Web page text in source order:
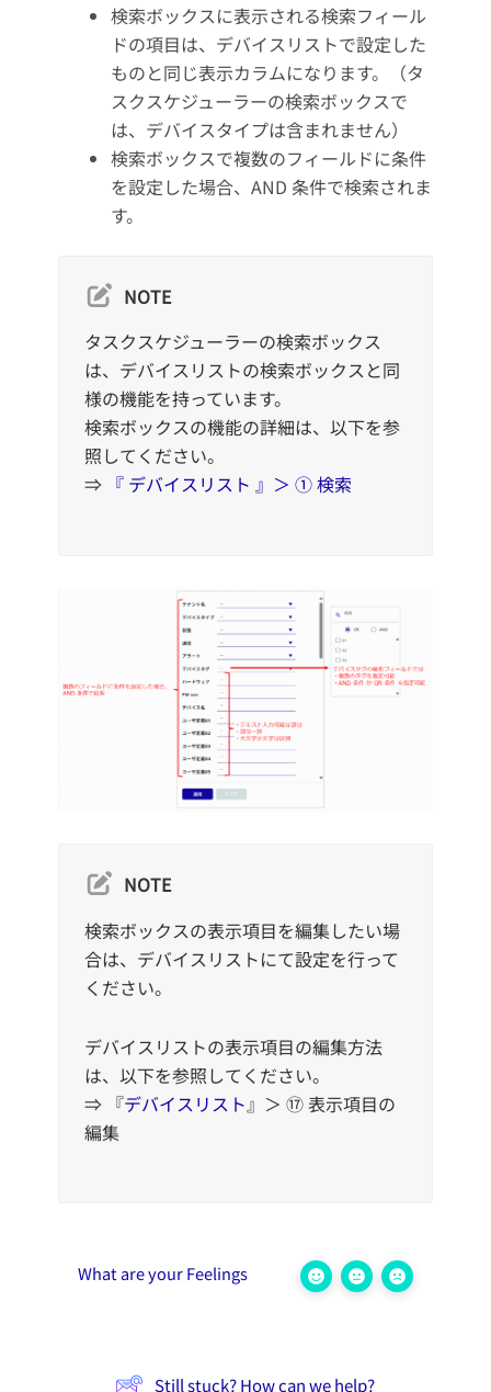
検索ボックスに表示される検索フィール
ドの項目は、デバイスリストで設定した
ものと同じ表示カラムになります。（タ
スクスケジューラーの検索ボックスで
は、デバイスタイプは含まれません）
検索ボックスで複数のフィールドに条件
を設定した場合、AND 条件で検索されま
す。
NOTE
タスクスケジューラーの検索ボックス
は、デバイスリストの検索ボックスと同
様の機能を持っています。
検索ボックスの機能の詳細は、以下を参
照してください。
⇒ 『 デバイスリスト 』＞ ① 検索
NOTE
検索ボックスの表示項目を編集したい場
合は、デバイスリストにて設定を行って
ください。
デバイスリストの表示項目の編集方法
は、以下を参照してください。
⇒ 『デバイスリスト』＞ ⑰ 表示項目の
編集
What are your Feelings
Still stuck? How can we help?